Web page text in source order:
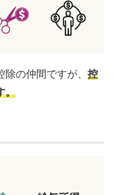
の仲間ですが、 控
。